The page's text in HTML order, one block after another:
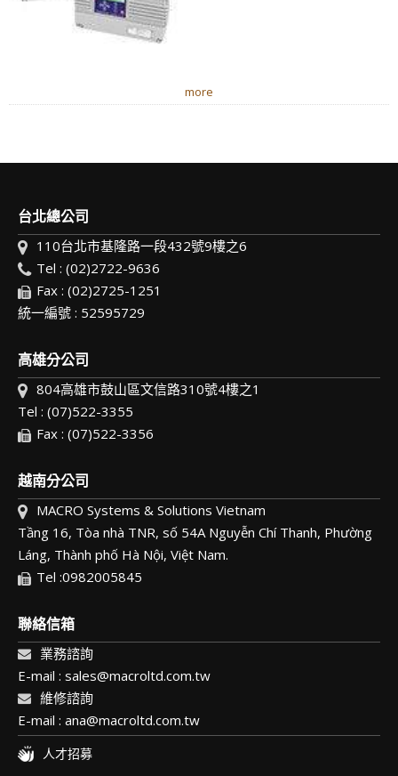
more
台北總公司
110台北市基隆路一段432號9樓之6
Tel : (02)2722-9636
Fax : (02)2725-1251
統一編號 : 52595729
高雄分公司
804高雄市鼓山區文信路310號4樓之1
Tel : (07)522-3355
Fax : (07)522-3356
越南分公司
MACRO Systems & Solutions Vietnam
Tầng 16, Tòa nhà TNR, số 54A Nguyễn Chí Thanh, Phường
Láng, Thành phố Hà Nội, Việt Nam.
Tel :0982005845
聯絡信箱
業務諮詢
E-mail : sales@macroltd.com.tw
維修諮詢
E-mail : ana@macroltd.com.tw
人才招募